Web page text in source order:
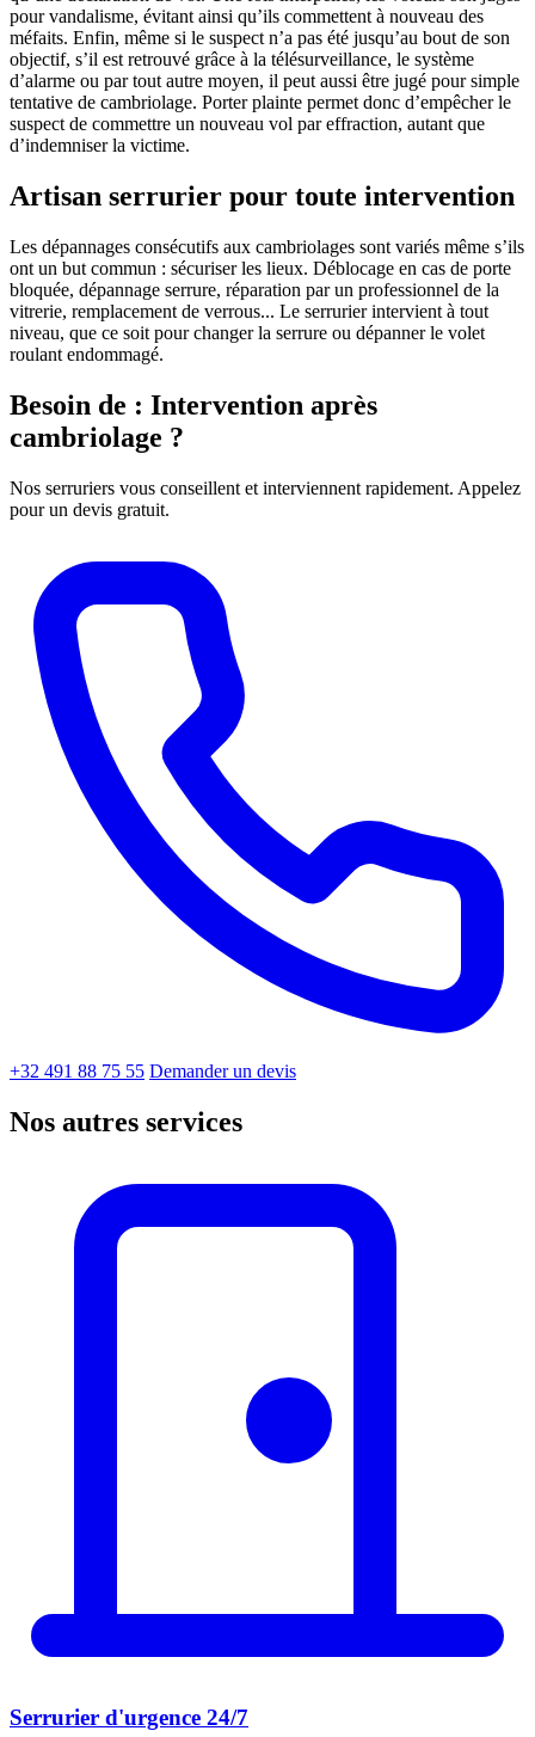
pour vandalisme, évitant ainsi qu’ils commettent à nouveau des
méfaits. Enfin, même si le suspect n’a pas été jusqu’au bout de son
objectif, s’il est retrouvé grâce à la télésurveillance, le système
d’alarme ou par tout autre moyen, il peut aussi être jugé pour simple
tentative de cambriolage. Porter plainte permet donc d’empêcher le
suspect de commettre un nouveau vol par effraction, autant que
d’indemniser la victime.
Artisan serrurier pour toute intervention
Les dépannages consécutifs aux cambriolages sont variés même s’ils
ont un but commun : sécuriser les lieux. Déblocage en cas de porte
bloquée, dépannage serrure, réparation par un professionnel de la
vitrerie, remplacement de verrous... Le serrurier intervient à tout
niveau, que ce soit pour changer la serrure ou dépanner le volet
roulant endommagé.
Besoin de : Intervention après
cambriolage ?
Nos serruriers vous conseillent et interviennent rapidement. Appelez
pour un devis gratuit.
+32 491 88 75 55 Demander un devis
Nos autres services
Serrurier d'urgence 24/7